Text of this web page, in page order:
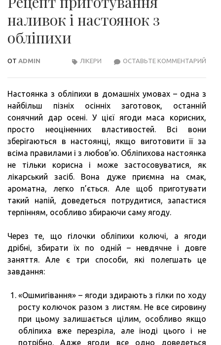
наливок і настоянок з
обліпихи
ОТ ADMIN ОСТАВЬТЕ КОММЕНТАРИЙ
ЛІКЕРИ
Настоянка з обліпихи в домашніх умовах – одна з
найбільш пізніх осінніх заготовок, останній
сонячний дар осені. У цієї ягоди маса корисних,
просто неоціненних властивостей. Всі вони
зберігаються в настоянці, якщо виготовити її за
всіма правилами і з любов’ю. Обліпихова настоянка
не тільки корисна і може застосовуватися, як
лікарський засіб. Вона дуже приємна на смак,
ароматна, легко п’ється. Але щоб приготувати
такий напій, доведеться потрудитися, запастися
терпінням, особливо збираючи саму ягоду.
Через те, що гілочки обліпихи колючі, а ягоди
дрібні, збирати їх по одній – невдячне і довге
заняття. Але є три способи, які полегшать це
завдання:
«Ошмигівання» – ягоди здирають з гілки по ходу
росту колючок разом з листям. Не все сировину
при цьому залишається цілим, особливо якщо
обліпиха вже перезріла, але іноді цього і не
потрібно. Адже ягоди все одно доведеться